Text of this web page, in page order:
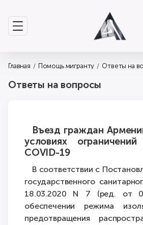
Главная Помощь мигранту Ответы на
Ответы на вопросы
Въезд граждан
условиях
COVID-19
В соответствии с
государственного
18.03.2020 N 7 (ред. от
обеспечении режима
предотвращения